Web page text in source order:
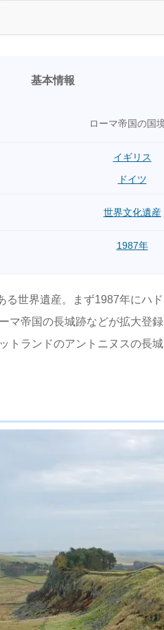
基本情報
ローマ帝国の国
イギリス
ドイツ
世界文化遺産
1987年
る世界遺産。まず1987年にハ
マ帝国の長城跡などが拡大登
トランドのアントニヌスの長